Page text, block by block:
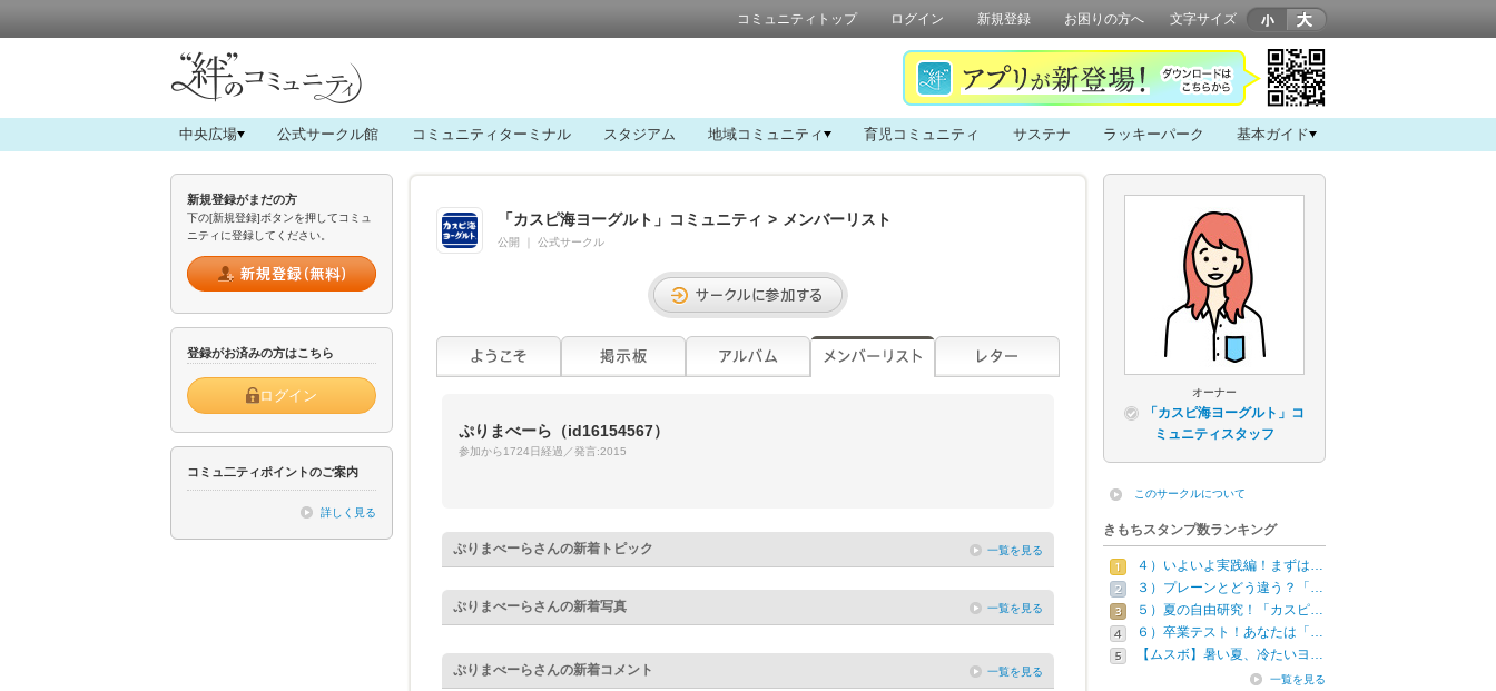
コミュニティトップ ログイン 新規登録 お困りの方へ 文字サイズ
中央広場 公式サークル館 コミュニティターミナル スタジアム 地域コミュニティ 育児コミュニティ サステナ ラッキーパーク 基本ガイド
新規登録がまだの方
下の[新規登録]ボタンを押してコミュ
ニティに登録してください。
登録がお済みの方はこちら
ログイン
コミュ二ティポイントのご案内
詳しく見る
「カスピ海ヨーグルト」コミュニティ > メンバーリスト
公開 公式サークル
ぷりまべーら （id16154567）
参加から1724日経過／発言:2015
ぷりまべーらさんの新着トピック 一覧を見る
ぷりまべーらさんの新着写真 一覧を見る
ぷりまべーらさんの新着コメント 一覧を見る
オーナー
「カスピ海ヨーグルト」コ
ミュニティスタッフ
このサークルについて
きもちスタンプ数ランキング
４）いよいよ実践編！まずは…
３）プレーンとどう違う？「…
５）夏の自由研究！「カスピ…
６）卒業テスト！あなたは「…
【ムスボ】暑い夏、冷たいヨ…
一覧を見る